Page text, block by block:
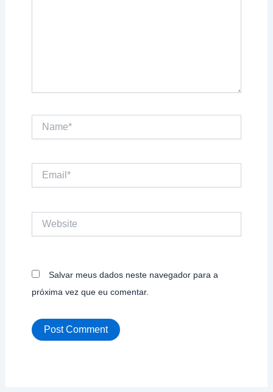
Email*
Website
Salvar meus dados neste navegador para a
próxima vez que eu comentar.